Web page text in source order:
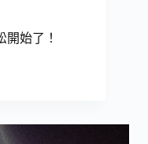
開始了！